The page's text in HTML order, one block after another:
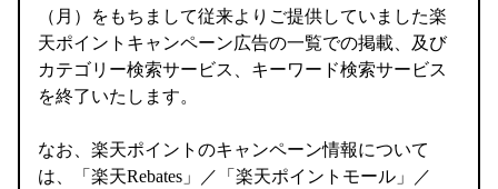
（月）をもちまして従来よりご提供していました楽
天ポイントキャンペーン広告の一覧での掲載、及び
カテゴリー検索サービス、キーワード検索サービス
を終了いたします。
なお、楽天ポイントのキャンペーン情報について
は、「楽天Rebates」／「楽天ポイントモール」／